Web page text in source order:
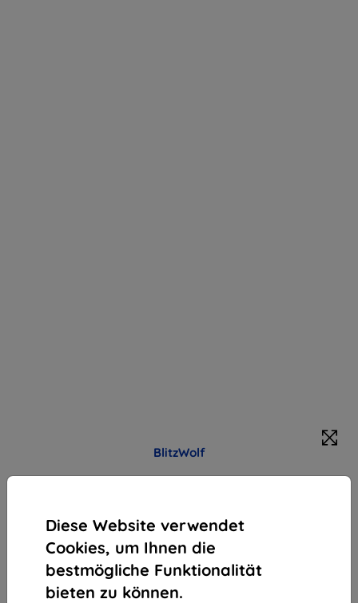
Diese Website verwendet
Cookies, um Ihnen die
bestmögliche Funktionalität
bieten zu können.
BlitzWolf
Blitzwolf BW-S33 420W Ladegerät, 8 Ports
72,90 €
65,60 €
ohne MWSt